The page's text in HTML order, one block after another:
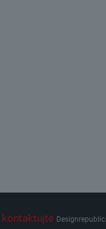
kontaktujte